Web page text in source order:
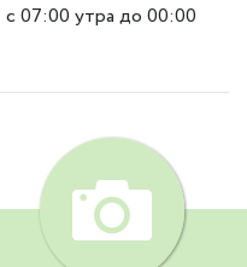
с 07:00 утра до 00:00